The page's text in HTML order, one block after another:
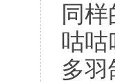
同
咕咕
多